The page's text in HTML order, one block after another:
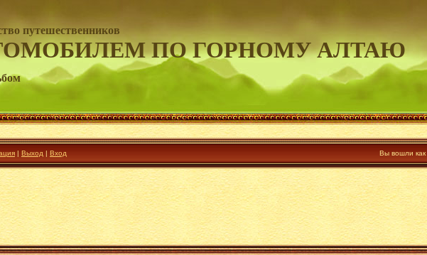
путешественников
ПО ГОРНОМУ АЛТАЮ
| Выход | Вход Вы вошли как